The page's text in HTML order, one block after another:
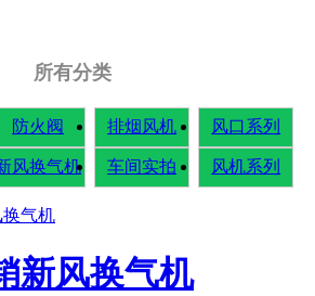
所有分类
防火阀 排烟风机 风口系列
风换气机 车间实拍 风机系列
新风换气机